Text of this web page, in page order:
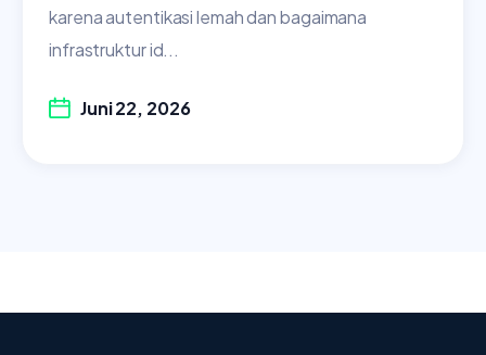
karena autentikasi lemah dan bagaimana
infrastruktur id...
Juni 22, 2026